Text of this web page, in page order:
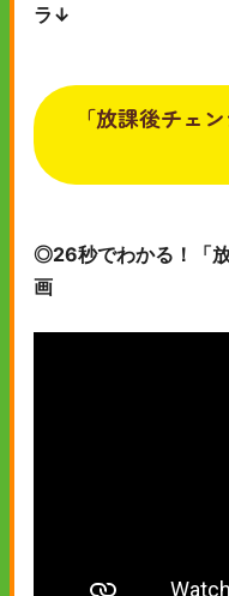
ラ↓
「放課後チェ
◎26秒でわかる！「
画